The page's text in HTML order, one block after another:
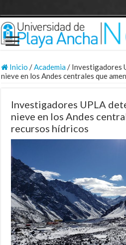
Inicio /Academia/ Investigadores
nieve en los Andes centrales que
Investigadores UPLA
nieve en los Andes
recursos hídricos